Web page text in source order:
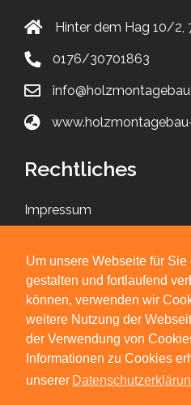
Um unsere Webseite für Sie
gestalten und fortlaufend
können, verwenden wir
weitere Nutzung der
der Verwendung von
Informationen zu Cookies
unserer
Hinter dem Hag 10/2,
0176/30701863
Rechtliches
Impressum
Impressionen